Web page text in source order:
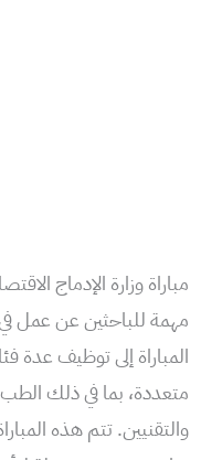
مباراة وزارة الإدماج
مهمة للباحثين عن عمل
المباراة إلى توظيف عدة
متعددة، بما في ذلك
والتقنيين. تتم هذه